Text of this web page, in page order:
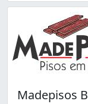
Madepisos